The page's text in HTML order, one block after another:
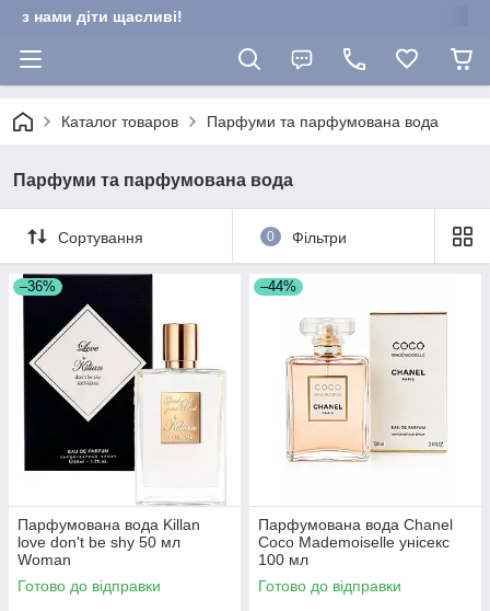
з нами діти щасливі!
Каталог товаров Парфуми та парфумована вода
Парфуми та парфумована вода
Сортування 0 Фільтри
–36%
Парфумована вода Killan
love don't be shy 50 мл
Woman
Готово до відправки
–44%
Парфумована вода Chanel
Coco Mademoiselle унісекс
100 мл
Готово до відправки